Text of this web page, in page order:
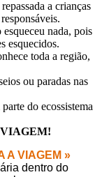
a crianças
nada, pois
esquecidos.
toda a região,
ou paradas nas
do ecossistema
A VIAGEM »
dentro do